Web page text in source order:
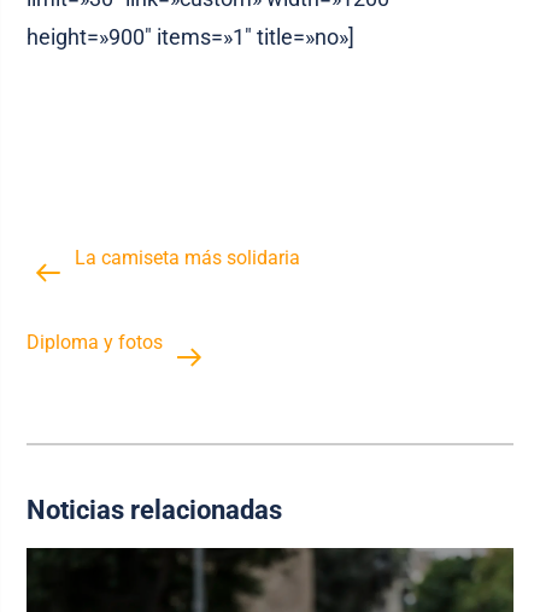
height=»900″ items=»1″ title=»no»]
La camiseta más solidaria
Diploma y fotos
Noticias relacionadas